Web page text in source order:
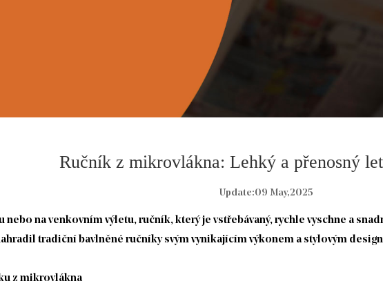
Ručník z mikrovlákna: Lehký a přenosný
Update:09 May,2025
nebo na venkovním výletu, ručník, který je vstřebávaný, rychle vyschne a
tradiční bavlněné ručníky svým vynikajícím výkonem a stylovým
z mikrovlákna